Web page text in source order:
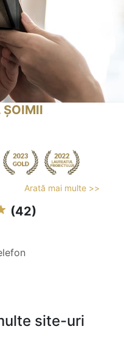
ȘOIMII
Arată mai multe >>
(42)
site-uri